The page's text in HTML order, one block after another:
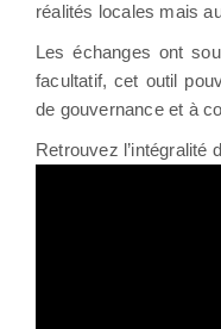
réalités locales mais
Les échanges ont
facultatif, cet outil
de gouvernance et à
Retrouvez l’intégralité